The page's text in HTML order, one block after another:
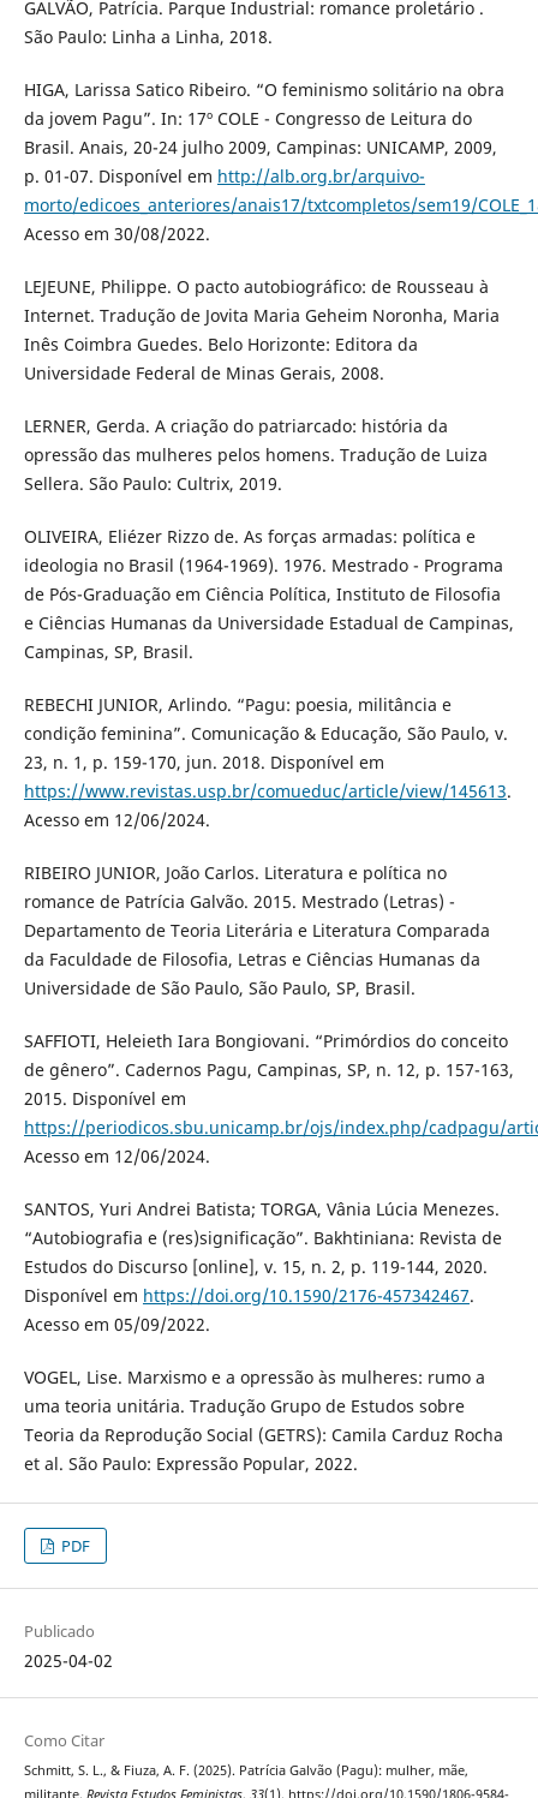
GALVÃO, Patrícia. Parque Industrial: romance proletário .
São Paulo: Linha a Linha, 2018.
HIGA, Larissa Satico Ribeiro. “O feminismo solitário na obra
da jovem Pagu”. In: 17º COLE - Congresso de Leitura do
Brasil. Anais, 20-24 julho 2009, Campinas: UNICAMP, 2009,
p. 01-07. Disponível em http://alb.org.br/arquivo-
morto/edicoes_anteriores/anais17/txtcompletos/sem19/
Acesso em 30/08/2022.
LEJEUNE, Philippe. O pacto autobiográfico: de Rousseau à
Internet. Tradução de Jovita Maria Geheim Noronha, Maria
Inês Coimbra Guedes. Belo Horizonte: Editora da
Universidade Federal de Minas Gerais, 2008.
LERNER, Gerda. A criação do patriarcado: história da
opressão das mulheres pelos homens. Tradução de Luiza
Sellera. São Paulo: Cultrix, 2019.
OLIVEIRA, Eliézer Rizzo de. As forças armadas: política e
ideologia no Brasil (1964-1969). 1976. Mestrado - Programa
de Pós-Graduação em Ciência Política, Instituto de Filosofia
e Ciências Humanas da Universidade Estadual de Campinas,
Campinas, SP, Brasil.
REBECHI JUNIOR, Arlindo. “Pagu: poesia, militância e
condição feminina”. Comunicação & Educação, São Paulo, v.
23, n. 1, p. 159-170, jun. 2018. Disponível em
https://www.revistas.usp.br/comueduc/article/view/145613.
Acesso em 12/06/2024.
RIBEIRO JUNIOR, João Carlos. Literatura e política no
romance de Patrícia Galvão. 2015. Mestrado (Letras) -
Departamento de Teoria Literária e Literatura Comparada
da Faculdade de Filosofia, Letras e Ciências Humanas da
Universidade de São Paulo, São Paulo, SP, Brasil.
SAFFIOTI, Heleieth Iara Bongiovani. “Primórdios do conceito
de gênero”. Cadernos Pagu, Campinas, SP, n. 12, p. 157-163,
2015. Disponível em
https://periodicos.sbu.unicamp.br/ojs/index.php/cadpagu/
Acesso em 12/06/2024.
SANTOS, Yuri Andrei Batista; TORGA, Vânia Lúcia Menezes.
“Autobiografia e (res)significação”. Bakhtiniana: Revista de
Estudos do Discurso [online], v. 15, n. 2, p. 119-144, 2020.
Disponível em https://doi.org/10.1590/2176-457342467.
Acesso em 05/09/2022.
VOGEL, Lise. Marxismo e a opressão às mulheres: rumo a
uma teoria unitária. Tradução Grupo de Estudos sobre
Teoria da Reprodução Social (GETRS): Camila Carduz Rocha
et al. São Paulo: Expressão Popular, 2022.
PDF
Publicado
2025-04-02
Como Citar
Schmitt, S. L., & Fiuza, A. F. (2025). Patrícia Galvão (Pagu): mulher, mãe,
militante. Revista Estudos Feministas, 33(1). https://doi.org/10.1590/1806-9584-